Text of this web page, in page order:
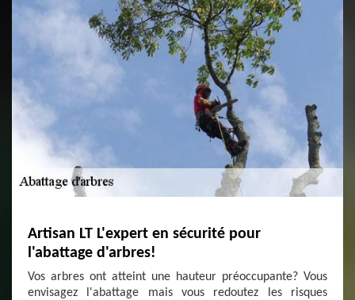
Artisan LT L'expert en sécurité pour
l'abattage d'arbres!
Vos arbres ont atteint une hauteur préoccupante? Vous
envisagez l'abattage mais vous redoutez les risques